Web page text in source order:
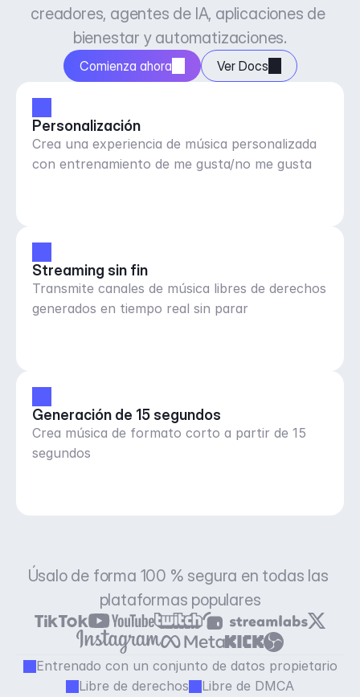
creadores, agentes de IA, aplicaciones de
bienestar y automatizaciones.
Comienza ahora Ver Docs
Personalización
Crea una experiencia de música personalizada
con entrenamiento de me gusta/no me gusta
Streaming sin fin
Transmite canales de música libres de derechos
generados en tiempo real sin parar
Generación de 15 segundos
Crea música de formato corto a partir de 15
segundos
Úsalo de forma 100 % segura en todas las
plataformas populares
Entrenado con un conjunto de datos propietario
Libre de derechos
Libre de DMCA